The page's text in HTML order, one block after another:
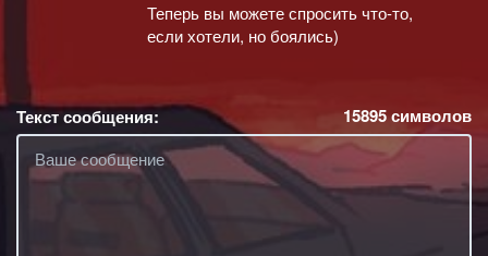
Теперь вы можете спросить что-то,
если хотели, но боялись)
Текст сообщения: 15895символов